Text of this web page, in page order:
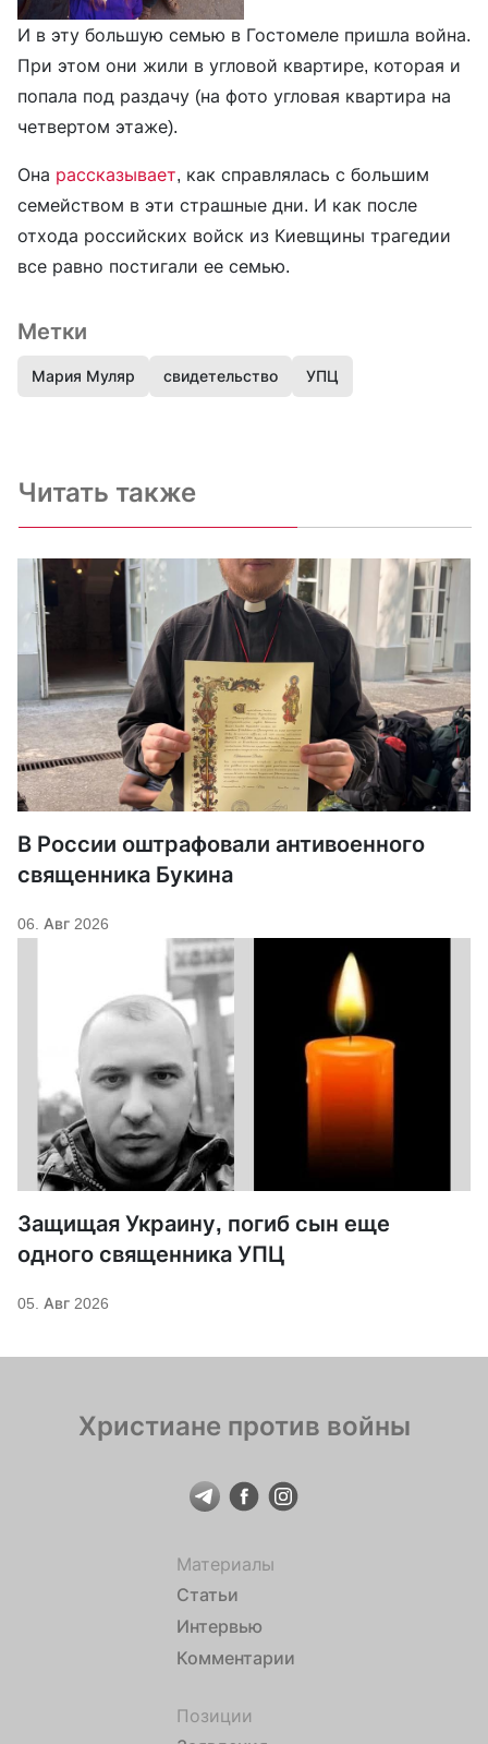
И в эту большую семью в Гостомеле пришла война.
При этом они жили в угловой квартире, которая и
попала под раздачу (на фото угловая квартира на
четвертом этаже).
Она рассказывает, как справлялась с большим
семейством в эти страшные дни. И как после
отхода российских войск из Киевщины трагедии
все равно постигали ее семью.
Метки
Мария Муляр свидетельство УПЦ
Читать также
В России оштрафовали антивоенного
священника Букина
06. Авг 2026
Защищая Украину, погиб сын еще
одного священника УПЦ
05. Авг 2026
Христиане против войны
Материалы
Статьи
Интервью
Комментарии
Позиции